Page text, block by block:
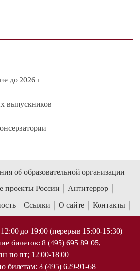
до 2026 г
выпускников
об образовательной организации
проекты России
Антитеррор
Ссылки О сайте Контакты
до 19:00 (перерыв 15:00-15:30)
билетов: 8 (495) 695-89-05,
по пт; 12:00-18:00
билетам: 8 (495) 629-91-68